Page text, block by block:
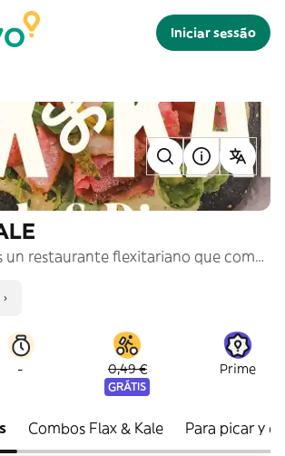
Iniciar sessão
FLAX & KALE es un restaurante flexitariano que combina placer gastronómico y nutrición. El 80% de nuestros platos son plant-based y el 20% incluye pescado azul. Bienvenidos a la alimentación Sabrosa + Sana + Sostenible.
- 0,49 €
GRÁTIS
Prime
Combos Flax & Kale Para picar y